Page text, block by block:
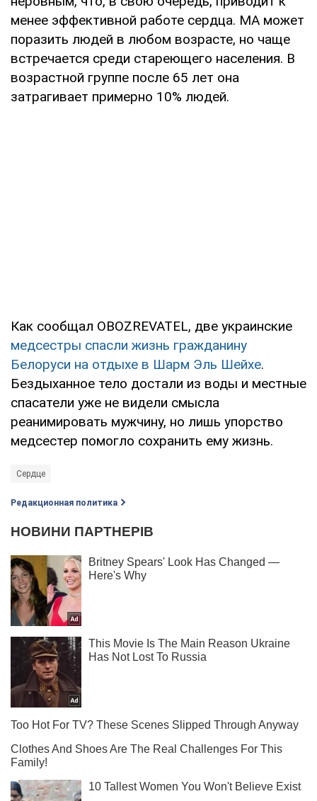
менее эффективной работе сердца. МА может
поразить людей в любом возрасте, но чаще
встречается среди стареющего населения. В
возрастной группе после 65 лет она
затрагивает примерно 10% людей.
Как сообщал OBOZREVATEL, две украинские
медсестры спасли жизнь гражданину
Белоруси на отдыхе в Шарм Эль Шейхе.
Бездыханное тело достали из воды и местные
спасатели уже не видели смысла
реанимировать мужчину, но лишь упорство
медсестер помогло сохранить ему жизнь.
Сердце
Редакционная политика